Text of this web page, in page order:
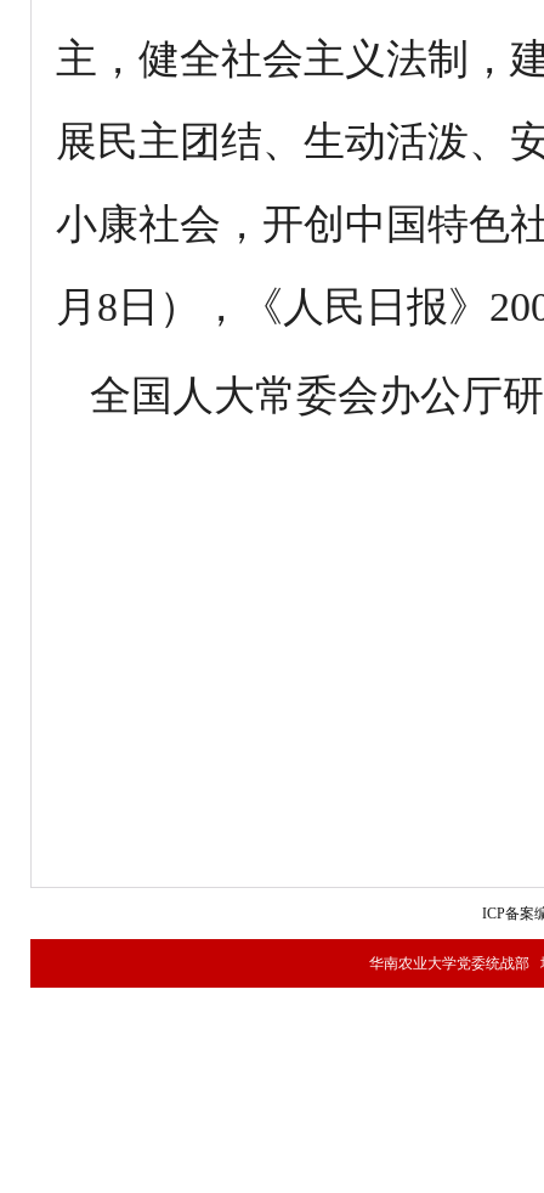
主，健全社会主义法制，
展民主团结、生动活泼、
小康社会，开创中国特色
月8日），《人民日报》
全国人大常委会办公厅
ICP备案
华南农业大学党委统战部